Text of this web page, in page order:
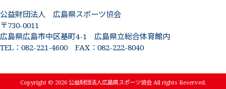
公益財団法人 広島県スポーツ協会
〒730-0011
広島県広島市中区基町4-1 広島県立総合体育館内
TEL：082-221-4600 FAX：082-222-8040
Copyright © 2026 公益財団法人広島県スポーツ協会 All rights Reserved.